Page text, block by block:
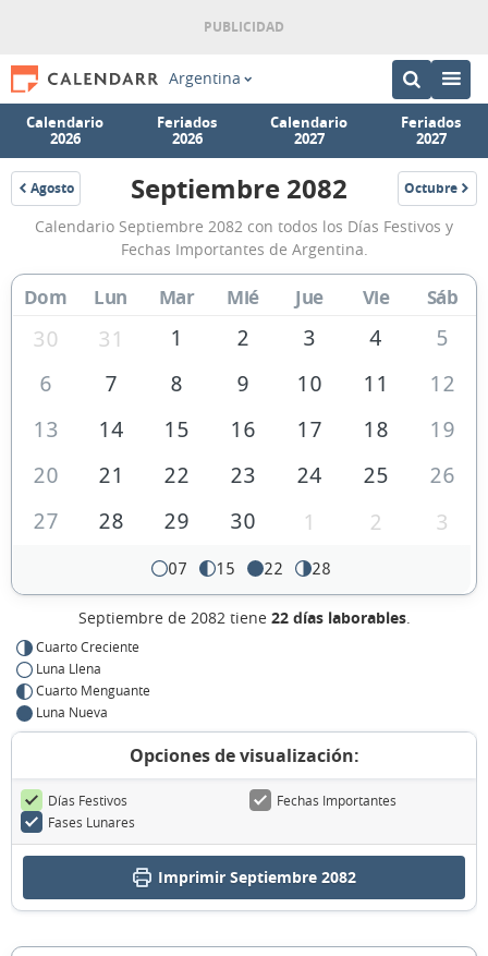
Argentina
Calendario
2026
Feriados
2026
Calendario
2027
Feriados
2027
Agosto
2082
Calendario
Septiembre
2082
de
Argentina
Septiembre 2082 Octubre
2082
Calendario Septiembre 2082 con todos los Días Festivos y
Fechas Importantes de Argentina.
Dom Lun Mar Mié Jue Vie Sáb
30 31 1 2 3 4
5
6
7 8 9 10 11
12
13
14 15 16 17 18
19
20
21 22 23 24 25
26
27
28 29 30 1 2 3
07 15 22 28
Septiembre de 2082 tiene 22 días laborables.
Cuarto Creciente
Luna Llena
Cuarto Menguante
Luna Nueva
Opciones de visualización:
Días Festivos
Fechas Importantes
Fases Lunares
Imprimir Septiembre 2082